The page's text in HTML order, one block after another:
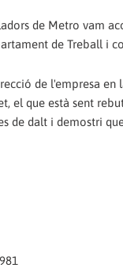
de Metro vam
de Treball i
de l'empresa
el que està sent
de dalt i demostri